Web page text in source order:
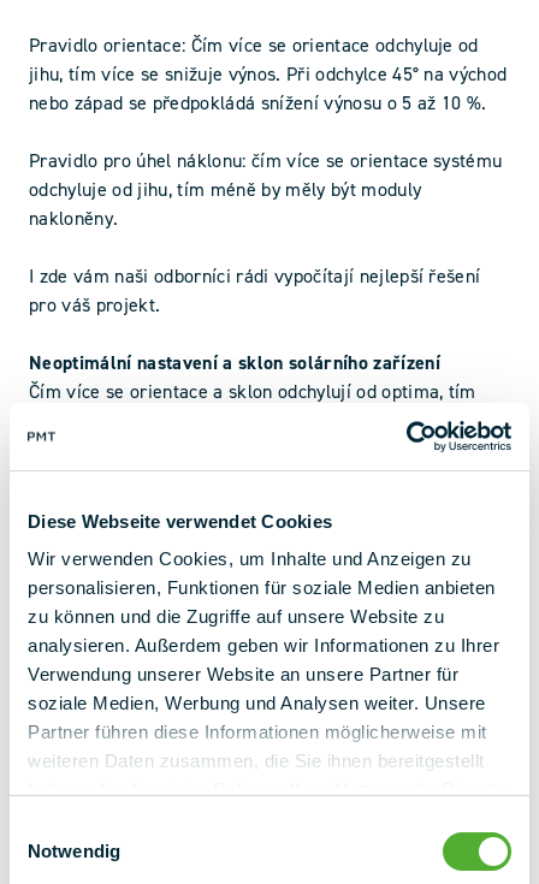
Diese Webseite verwendet Cookies
Wir verwenden Cookies, um Inhalte und Anzeigen zu
personalisieren, Funktionen für soziale Medien anbieten
zu können und die Zugriffe auf unsere Website zu
analysieren. Außerdem geben wir Informationen zu Ihrer
Verwendung unserer Website an unsere Partner für
soziale Medien, Werbung und Analysen weiter. Unsere
Partner führen diese Informationen möglicherweise mit
weiteren Daten zusammen, die Sie ihnen bereitgestellt
Notwendig
Pravidlo orientace: Čím více se orientace odchyluje od
jihu, tím více se snižuje výnos. Při odchylce 45° na východ
nebo západ se předpokládá snížení výnosu o 5 až 10 %.
Pravidlo pro úhel náklonu: čím více se orientace systému
odchyluje od jihu, tím méně by měly být moduly
nakloněny.
I zde vám naši odborníci rádi vypočítají nejlepší řešení
pro váš projekt.
Neoptimální nastavení a sklon solárního zařízení
Čím více se orientace a sklon odchylují od optima, tím
nižší je solární zisk, se kterým může fotovoltaický systém
pracovat.
Smysl však mohou mít i polohy, které se od těchto
orientace od jihovýchodu po jihozápad.
Pokud jde o nastavení, snažíme se o co nejlepší orientaci
na základě vašich cílů a vypočítáme, jaký solární výnos
můžete očekávat.
Fotovoltaické sledovací systémy
Pokud se poloha Slunce v průběhu dne a roku mění, proč
s ním nepohybujeme i solárními moduly? Přesně to dělají
fotovoltaické sledovací systémy. Rozlišují se jednoosé a
dvouosé sledovací systémy.
výnosy ze slunečního záření náročné na prostor a drahé,